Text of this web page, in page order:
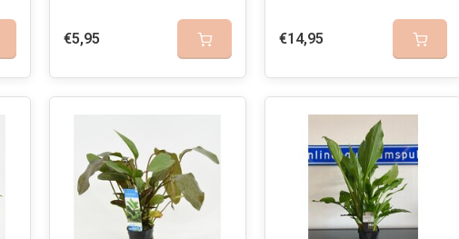
€5,95 €14,95